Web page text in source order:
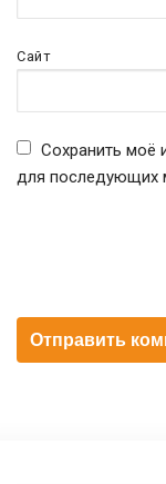
Сайт
Сохранить моё
для последующих